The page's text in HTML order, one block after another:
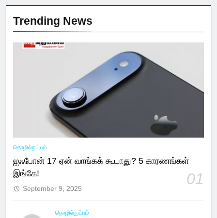
Trending News
தொழில்நுட்பம்
ஐஃபோன் 17 ஏன் வாங்கக் கூடாது? 5 காரணங்கள்
இங்கே!
01
September 9, 2025
தொழில்நுட்பம்